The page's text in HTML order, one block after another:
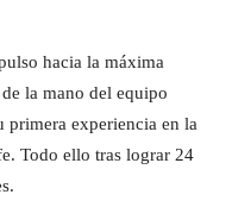
hacia la máxima
la mano del equipo
primera experiencia en la
Todo ello tras lograr 24